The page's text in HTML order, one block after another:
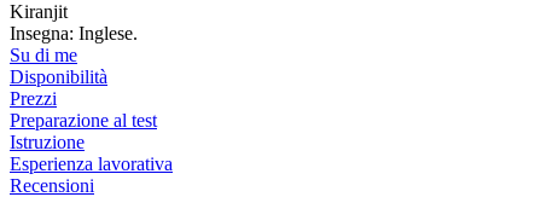
Kiranjit
Insegna: Inglese.
Su di me
Disponibilità
Prezzi
Preparazione al test
Istruzione
Esperienza lavorativa
Recensioni